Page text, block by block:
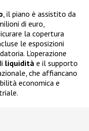
, il piano è assistito da
di euro,
la copertura
le esposizioni
L’operazione
liquidità e il supporto
che affiancano
economica e